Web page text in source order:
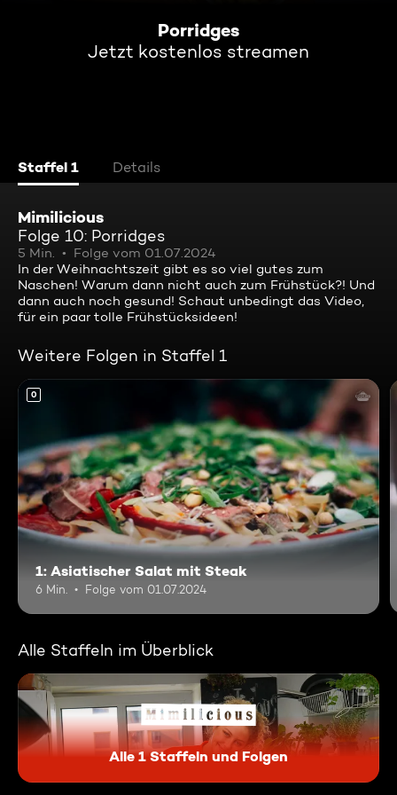
Porridges
Jetzt kostenlos streamen
Staffel 1 Details
Mimilicious
Folge 10: Porridges
5 Min.
Folge vom 01.07.2024
In der Weihnachtszeit gibt es so viel gutes zum
Naschen! Warum dann nicht auch zum Frühstück?! Und
dann auch noch gesund! Schaut unbedingt das Video,
für ein paar tolle Frühstücksideen!
Weitere Folgen in Staffel 1
0
1: Asiatischer Salat mit Steak
6 Min. Folge vom 01.07.2024
Alle Staffeln im Überblick
Alle 1 Staffeln und Folgen